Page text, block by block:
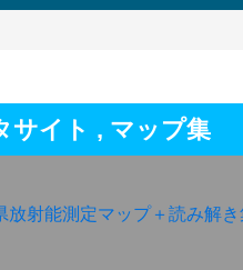
サイト , マップ集
放射能測定マップ＋読み解き